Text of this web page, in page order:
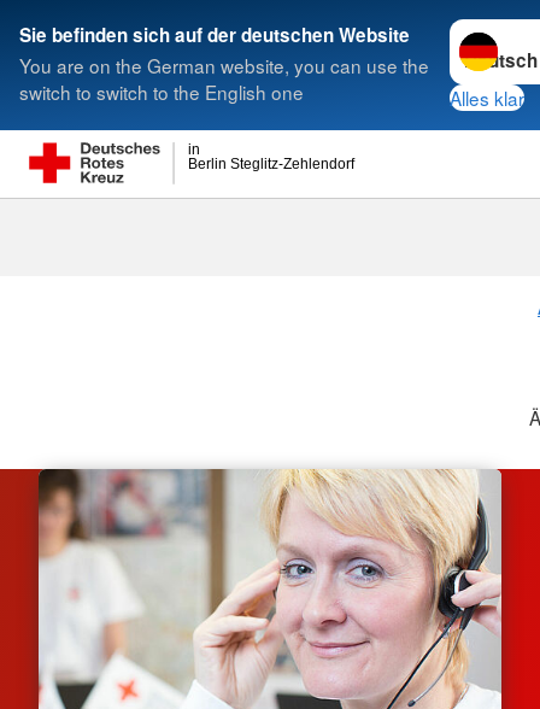
Sie befinden sich auf der deutschen Website
You are on the German website, you can use the
switch to switch to the English one
Sprache
Alles klar
Berlin Steglitz-Zehlendorf
in
Suche